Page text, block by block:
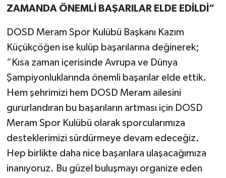
ZAMANDA ÖNEMLİ BAŞARILAR ELDE EDİLDİ”
DOSD Meram Spor Kulübü Başkanı Kazım
Küçükçöğen ise kulüp başarılarına değinerek;
“Kısa zaman içerisinde Avrupa ve Dünya
Şampiyonluklarında önemli başarılar elde ettik.
Hem şehrimizi hem DOSD Meram ailesini
gururlandıran bu başarıların artması için DOSD
Meram Spor Kulübü olarak sporcularımıza
desteklerimizi sürdürmeye devam edeceğiz.
Hep birlikte daha nice başarılara ulaşacağımıza
inanıyoruz. Bu güzel buluşmayı organize eden